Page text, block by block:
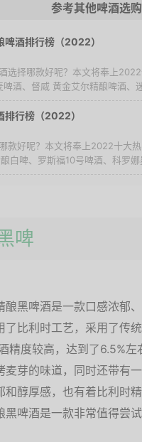
参考其他啤酒选
啤酒排行榜（2022）
选择哪款好呢？本文将奉上
啤酒、督威 黄金艾尔精酿啤酒、
排行榜（2022）
款好呢？本文将奉上2022十大
白啤、罗斯福10号啤酒、科罗
啤
酿黑啤酒是一款口感浓郁
了比利时工艺，采用了传
精度较高，达到了6.5%
麦芽的味道，同时还带有
和醇厚感，也有着比利时
黑啤酒是一款非常值得尝